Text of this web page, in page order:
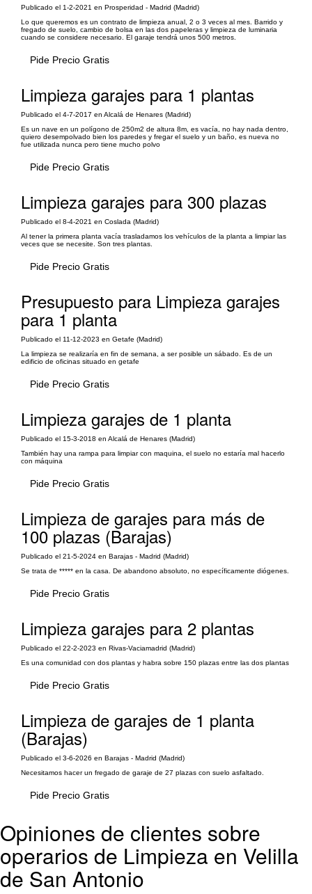
Publicado el 1-2-2021 en Prosperidad - Madrid (Madrid)
Lo que queremos es un contrato de limpieza anual, 2 o 3 veces al mes. Barrido y
fregado de suelo, cambio de bolsa en las dos papeleras y limpieza de luminaria
cuando se considere necesario. El garaje tendrá unos 500 metros.
Pide Precio Gratis
Limpieza garajes para 1 plantas
Publicado el 4-7-2017 en Alcalá de Henares (Madrid)
Es un nave en un polígono de 250m2 de altura 8m, es vacía, no hay nada dentro,
quiero desempolvado bien los paredes y fregar el suelo y un baño, es nueva no
fue utilizada nunca pero tiene mucho polvo
Pide Precio Gratis
Limpieza garajes para 300 plazas
Publicado el 8-4-2021 en Coslada (Madrid)
Al tener la primera planta vacía trasladamos los vehículos de la planta a limpiar las
veces que se necesite. Son tres plantas.
Pide Precio Gratis
Presupuesto para Limpieza garajes
para 1 planta
Publicado el 11-12-2023 en Getafe (Madrid)
La limpieza se realizaría en fin de semana, a ser posible un sábado. Es de un
edificio de oficinas situado en getafe
Pide Precio Gratis
Limpieza garajes de 1 planta
Publicado el 15-3-2018 en Alcalá de Henares (Madrid)
También hay una rampa para limpiar con maquina, el suelo no estaría mal hacerlo
con máquina
Pide Precio Gratis
Limpieza de garajes para más de
100 plazas (Barajas)
Publicado el 21-5-2024 en Barajas - Madrid (Madrid)
Se trata de ***** en la casa. De abandono absoluto, no específicamente diógenes.
Pide Precio Gratis
Limpieza garajes para 2 plantas
Publicado el 22-2-2023 en Rivas-Vaciamadrid (Madrid)
Es una comunidad con dos plantas y habra sobre 150 plazas entre las dos plantas
Pide Precio Gratis
Limpieza de garajes de 1 planta
(Barajas)
Publicado el 3-6-2026 en Barajas - Madrid (Madrid)
Necesitamos hacer un fregado de garaje de 27 plazas con suelo asfaltado.
Pide Precio Gratis
Opiniones de clientes sobre
operarios de Limpieza en Velilla
de San Antonio